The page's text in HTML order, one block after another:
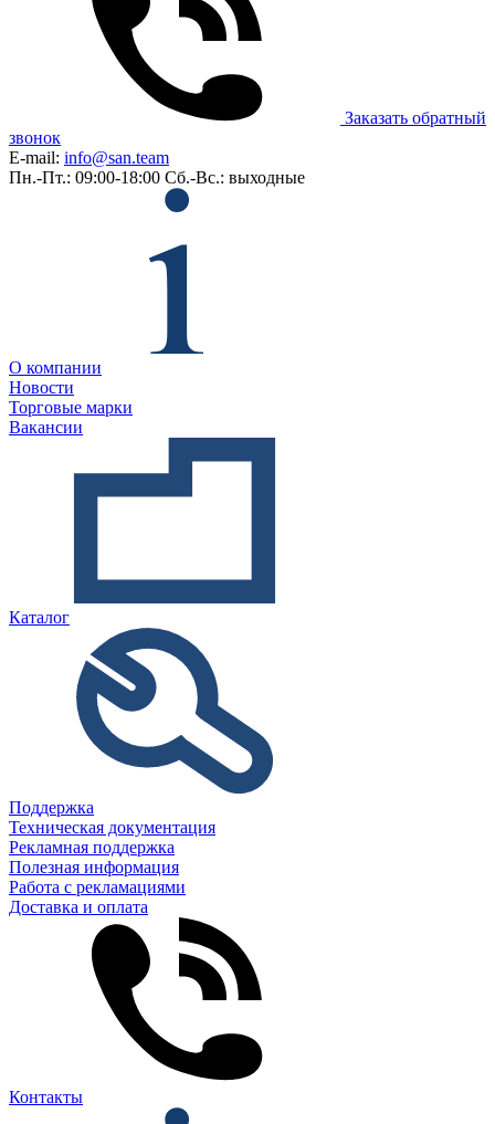
Заказать обратный
звонок
E-mail: info@san.team
Пн.-Пт.: 09:00-18:00 Сб.-Вс.: выходные
О компании
Новости
Торговые марки
Вакансии
Каталог
Поддержка
Техническая документация
Рекламная поддержка
Полезная информация
Работа с рекламациями
Доставка и оплата
Контакты